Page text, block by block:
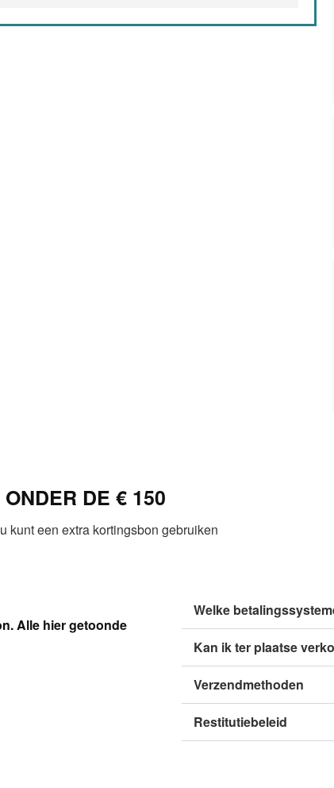
DE € 150
kunt een extra kortingsbon gebruiken
Alle hier getoonde
Welke
Kan ik ter plaatse
Verzendmethoden
Restitutiebeleid